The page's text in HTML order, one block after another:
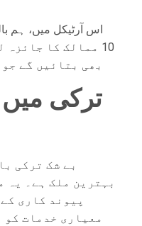
اس آرٹیکل میں، ہم
10 ممالک کا
بھی بتائیں گے
ترکی میں
بے شک ترکی
بہترین ملک ہے۔ یہ
پیوند کاری
معیاری خدمات